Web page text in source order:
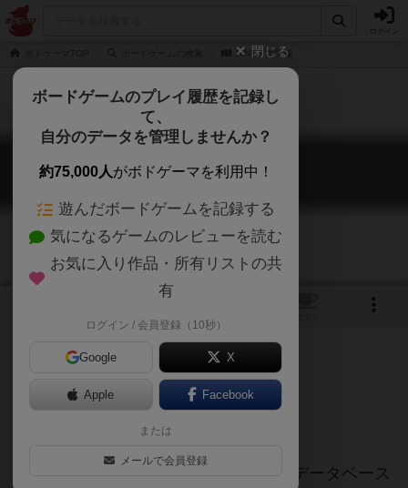
HiNTS 文学編
HiNTS 文学編
HiNTS Bungakuhen
ゲームマーケット2019春（東京）
ご協力ください
このページは情報が不足しています。データベース
閉じる
ボードゲームのプレイ履歴を記録し
て、
自分のデータを管理しませんか？
約75,000人がボドゲーマを利用中！
遊んだボードゲームを記録する
気になるゲームのレビューを読む
お気に入り作品・所有リストの共
有
ログイン / 会員登録（10秒）
Google X
Apple Facebook
または
メールで会員登録